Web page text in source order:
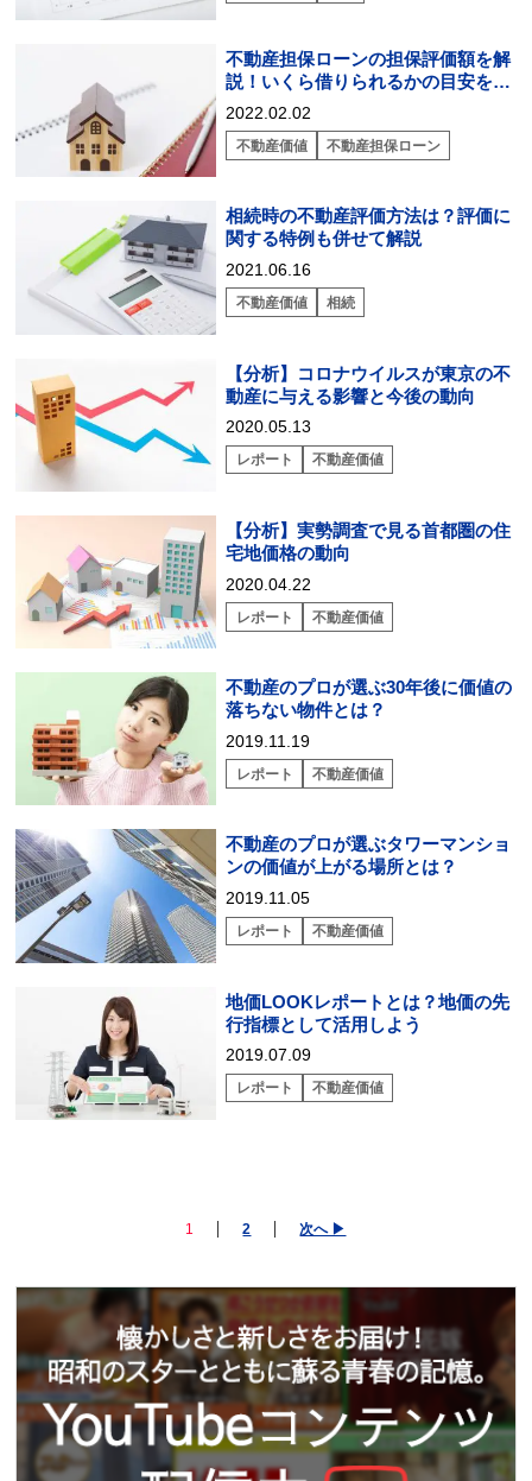
不動産担保ローンの担保評価額を解
説！いくら借りられるかの目安を知
る方法とは？
2022.02.02
不動産価値 不動産担保ローン
相続時の不動産評価方法は？評価に
関する特例も併せて解説
2021.06.16
不動産価値 相続
【分析】コロナウイルスが東京の不
動産に与える影響と今後の動向
2020.05.13
レポート 不動産価値
【分析】実勢調査で見る首都圏の住
宅地価格の動向
2020.04.22
レポート 不動産価値
不動産のプロが選ぶ30年後に価値の
落ちない物件とは？
2019.11.19
レポート 不動産価値
不動産のプロが選ぶタワーマンショ
ンの価値が上がる場所とは？
2019.11.05
レポート 不動産価値
地価LOOKレポートとは？地価の先
行指標として活用しよう
2019.07.09
レポート 不動産価値
1 2 次へ ▶